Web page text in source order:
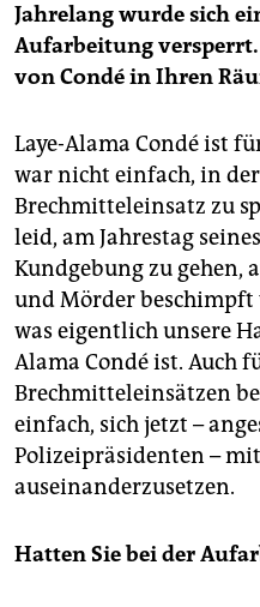
Jahrelang wurde sich
Aufarbeitung
von Condé in Ihren
Laye-Alama Condé ist
war nicht einfach, in
Brechmitteleinsatz zu
leid, am Jahrestag
Kundgebung zu gehen,
und Mörder beschimpft
was eigentlich unsere
Alama Condé ist. Auch
Brechmitteleinsätzen
einfach, sich jetzt –
Polizeipräsidenten –
auseinanderzusetzen.
Hatten Sie bei der